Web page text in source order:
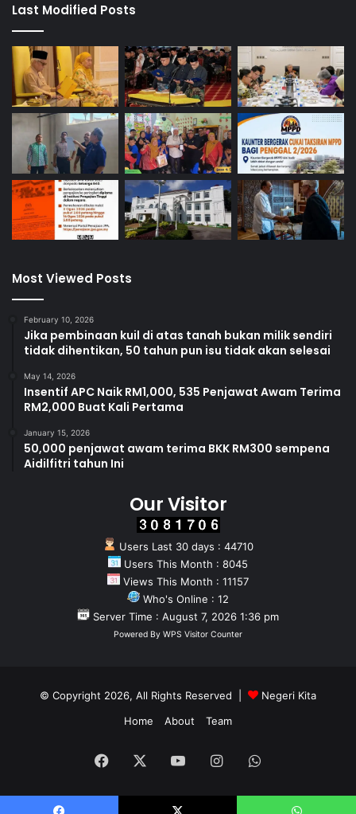
Last Modified Posts
Most Viewed Posts
February 10, 2026
Jika pembinaan kuil di atas tanah bukan milik sendiri
tidak dihentikan, 50 tahun pun isu tidak akan selesai
May 14, 2026
Insentif APC Naik RM1,000, 535 Penjawat Awam Terima
RM2,000 Buat Kali Pertama
January 15, 2026
50,000 penjawat awam terima BKK RM300 sempena
Aidilfitri tahun Ini
Our Visitor
Users Last 30 days : 44710
Users This Month : 8045
Views This Month : 11157
Who's Online : 12
Server Time : August 7, 2026 1:36 pm
Powered By WPS Visitor Counter
© Copyright 2026, All Rights Reserved |
Negeri Kita
Home
About Team
Facebook YouTubeInstagramWhatsApp